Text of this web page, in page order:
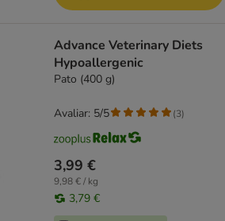
Advance Veterinary Diets
Hypoallergenic
Pato (400 g)
3,99 €
9,98 € / kg
3,79 €
Avaliar: 5/5 (3)